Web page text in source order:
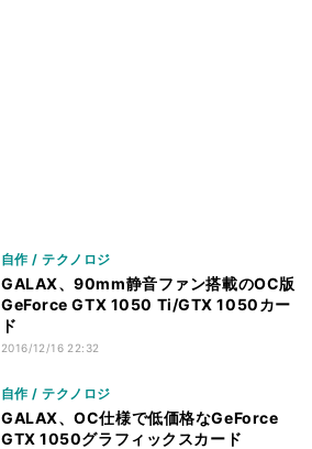
自作 / テクノロジ
GALAX、90mm静音ファン搭載のOC版
GeForce GTX 1050 Ti/GTX 1050カー
ド
2016/12/16 22:32
自作 / テクノロジ
GALAX、OC仕様で低価格なGeForce
GTX 1050グラフィックスカード